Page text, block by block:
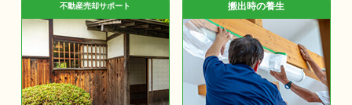
不動産売却サポート 搬出時の養生